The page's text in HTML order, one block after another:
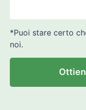
*Puoi stare certo
noi.